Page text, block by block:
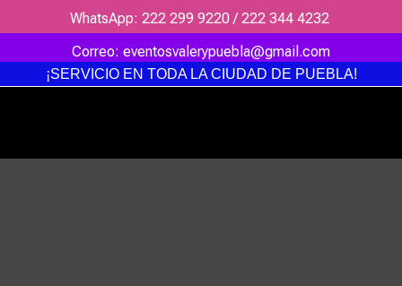
WhatsApp: 222 299 9220 / 222 344 4232
Correo: eventosvalerypuebla@gmail.com
¡SERVICIO EN TODA LA CIUDAD DE PUEBLA!